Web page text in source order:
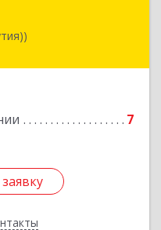
7
Саха (Якутия), у.
Подробнее